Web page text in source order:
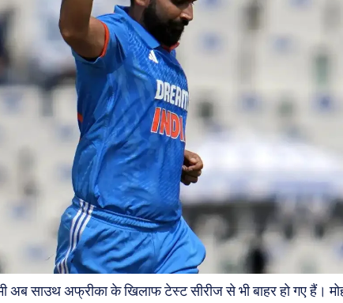
अब साउथ अफ्रीका के खिलाफ टेस्ट सीरीज से भी बाहर हो गए हैं।